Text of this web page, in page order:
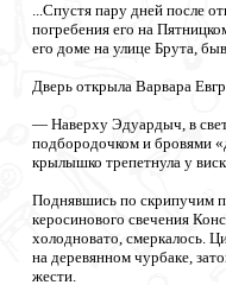
...Спустя пару дней после
погребения его на
его доме на улице Брута,
Дверь открыла Варвара
— Наверху Эдуардыч, в
подбородочком и бровями
крылышко трепетнула у
Поднявшись по скрипучим
керосинового свечения
холодновато, смеркалось.
на деревянном чурбаке,
жести.